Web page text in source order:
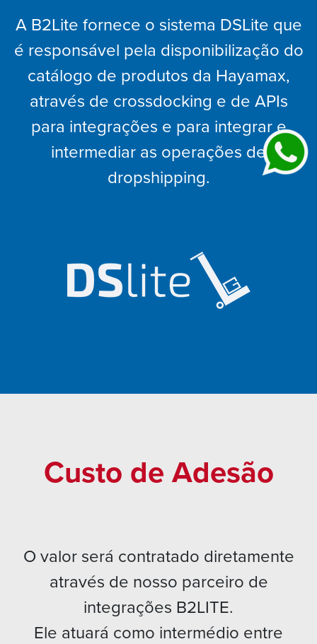
A B2Lite fornece o sistema DSLite que
é responsável pela disponibilização do
catálogo de produtos da Hayamax,
através de crossdocking e de APIs
para integrações e para integrar e
intermediar as operações de
dropshipping.
Custo de Adesão
O valor será contratado diretamente
através de nosso parceiro de
integrações B2LITE.
Ele atuará como intermédio entre